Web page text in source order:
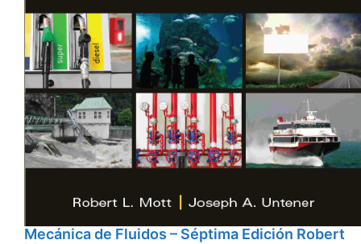
Mecánica de Fluidos – Séptima Edición Robert